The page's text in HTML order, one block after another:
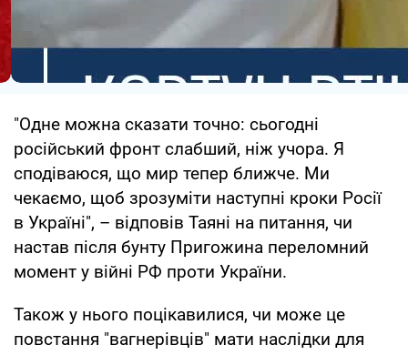
"Одне можна сказати точно: сьогодні
російський фронт слабший, ніж учора. Я
сподіваюся, що мир тепер ближче. Ми
чекаємо, щоб зрозуміти наступні кроки Росії
в Україні", – відповів Таяні на питання, чи
настав після бунту Пригожина переломний
момент у війні РФ проти України.
Також у нього поцікавилися, чи може це
повстання "вагнерівців" мати наслідки для